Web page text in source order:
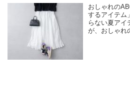
おしゃれの
するアイテム
らない夏アイ
が、おしゃれ